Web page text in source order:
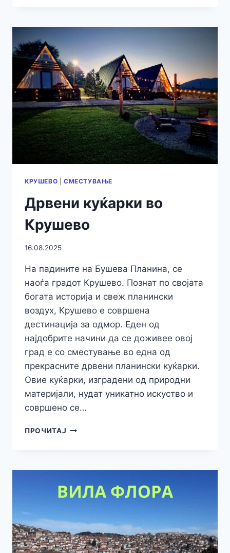
ПОГЛЕД
ВО
ЦЕНТАРОТ
НА
КРУШЕВО
КРУШЕВО СМЕСТУВАЊЕ
Дрвени куќарки во
Крушево
16.08.2025
На падините на Бушева Планина, се
наоѓа градот Крушево. Познат по својата
богата историја и свеж планински
воздух, Крушево е совршена
дестинација за одмор. Еден од
најдобрите начини да се доживее овој
град е со сместување во една од
прекрасните дрвени планински куќарки.
Овие куќарки, изградени од природни
материјали, нудат уникатно искуство и
совршено се…
ПРОЧИТАЈ ДРВЕНИ